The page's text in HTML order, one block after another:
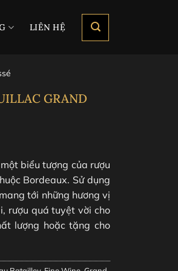
LIÊN HỆ
GRAND
biểu tượng của rượu
Bordeaux. Sử dụng
tới những hương vị
rượu quá tuyệt vời cho
lượng hoặc tặng cho